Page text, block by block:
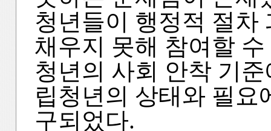
청년들이 행정적 절차
채우지 못해 참여할
청년의 사회 안착 기
립청년의 상태와 필요
구되었다.